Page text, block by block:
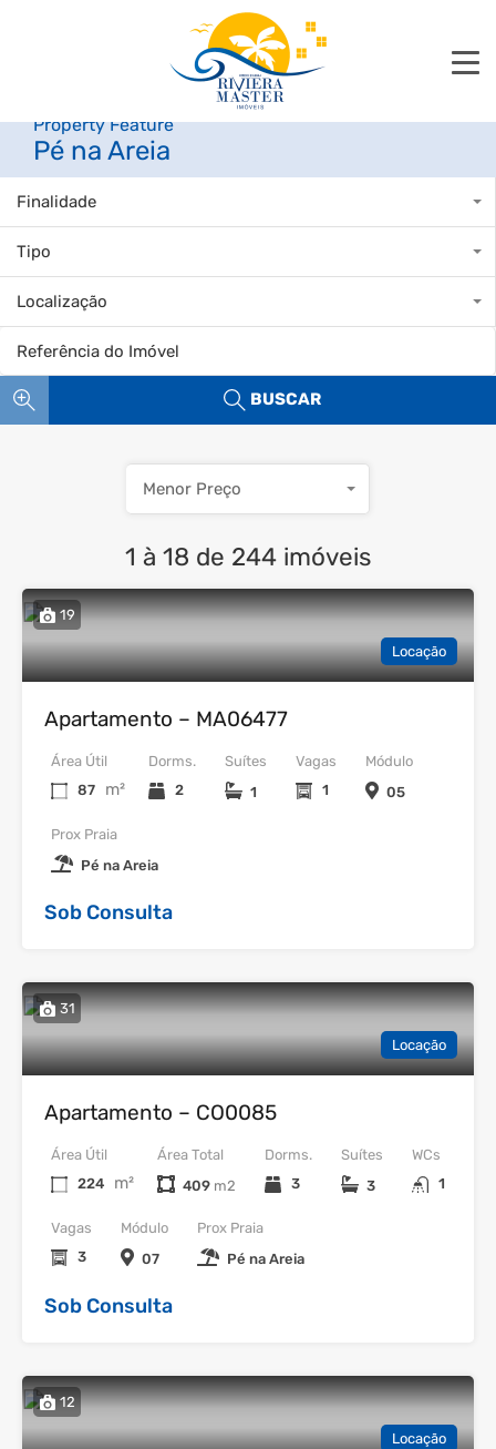
Property Feature
Pé na Areia
Finalidade
Tipo
Localização
BUSCAR
1 à 18 de 244 imóveis
Menor Preço
19
Locação
Apartamento – MA06477
Dorms.
2
Área Útil
87
m²
Vagas
1
Suítes
1
Módulo
05
Prox Praia
Pé na Areia
Sob Consulta
31
Locação
Apartamento – CO0085
Dorms.
3
WCs
1
Área Útil
224
m²
Vagas
3
Área Total
409
Suítes
3
Módulo
07
Prox Praia
Pé na Areia
Sob Consulta
12
Locação